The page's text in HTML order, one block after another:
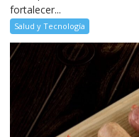
fortalecer...
Salud y Tecnología